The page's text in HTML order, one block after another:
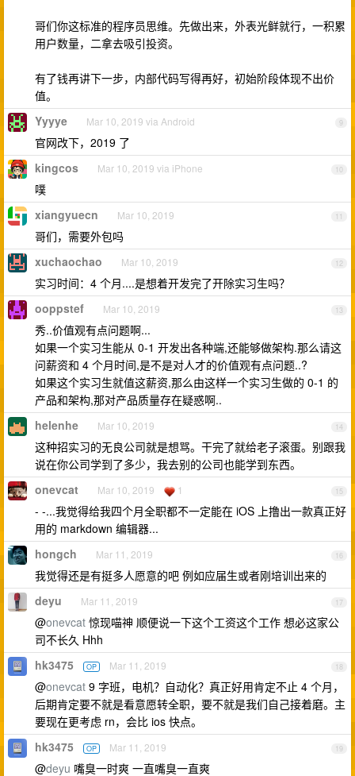
哥们你这标准的程序员思维。先做出来，外表光鲜就行，一积累
用户数量，二拿去吸引投资。
有了钱再讲下一步，内部代码写得再好，初始阶段体现不出价
值。
9
Yyyye Mar 10, 2019 via Android
官网改下，2019 了
10
kingcos Mar 10, 2019 via iPhone
噗
11
xiangyuecn Mar 10, 2019
哥们，需要外包吗
12
xuchaochao Mar 10, 2019
实习时间：4 个月....是想着开发完了开除实习生吗？
13
ooppstef Mar 10, 2019
秀..价值观有点问题啊...
如果一个实习生能从 0-1 开发出各种端,还能够做架构.那么请这
问薪资和 4 个月时间,是不是对人才的价值观有点问题..?
如果这个实习生就值这薪资,那么由这样一个实习生做的 0-1 的
产品和架构,那对产品质量存在疑惑啊..
14
helenhe Mar 10, 2019
这种招实习的无良公司就是想骂。干完了就给老子滚蛋。别跟我
说在你公司学到了多少，我去别的公司也能学到东西。
15
onevcat Mar 10, 2019 1
- -...我觉得给我四个月全职都不一定能在 iOS 上撸出一款真正好
用的 markdown 编辑器...
16
hongch Mar 11, 2019
我觉得还是有挺多人愿意的吧 例如应届生或者刚培训出来的
17
deyu Mar 11, 2019
@onevcat 惊现喵神 顺便说一下这个工资这个工作 想必这家公
司不长久 Hhh
18
hk3475 OP Mar 11, 2019
@onevcat 9 字班，电机？自动化？真正好用肯定不止 4 个月，
后期肯定要不就是看意愿转全职，要不就是我们自己接着磨。主
要现在更考虑 rn，会比 ios 快点。
19
hk3475 OP Mar 11, 2019
@deyu 嘴臭一时爽 一直嘴臭一直爽